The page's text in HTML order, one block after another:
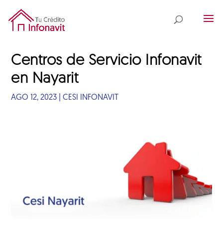
Centros de Servicio Infonavit
en Nayarit
AGO 12, 2023 |CESI INFONAVIT